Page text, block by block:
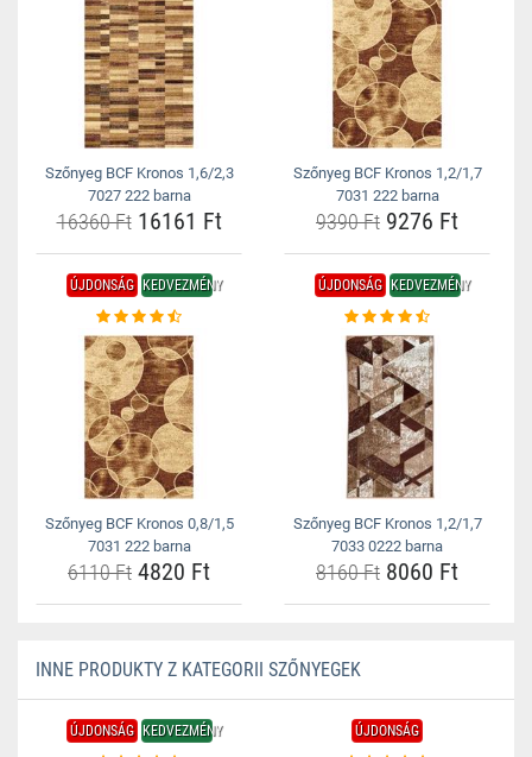
Szőnyeg BCF Kronos 1,6/2,3
7027 222 barna
16360 Ft16161 Ft
Szőnyeg BCF Kronos 1,2/1,7
7031 222 barna
9390 Ft 9276 Ft
ÚJDONSÁG KEDVEZMÉNY
Szőnyeg BCF Kronos 0,8/1,5
7031 222 barna
6110 Ft 4820 Ft
ÚJDONSÁG KEDVEZMÉNY
Szőnyeg BCF Kronos 1,2/1,7
7033 0222 barna
8160 Ft 8060 Ft
INNE PRODUKTY Z KATEGORII SZŐNYEGEK
ÚJDONSÁG KEDVEZMÉNY ÚJDONSÁG